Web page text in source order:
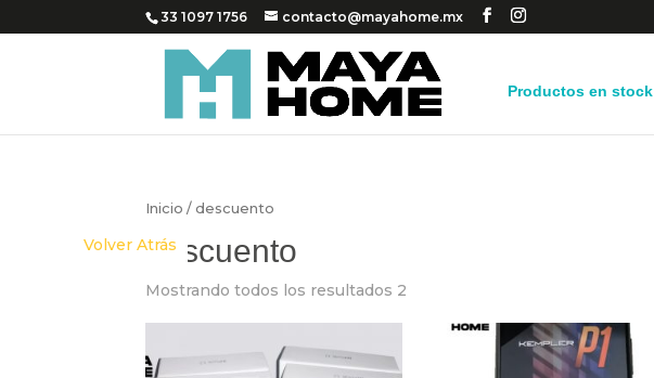
33 1097 1756 contacto@mayahome.mx
Productos en stock
Inicio / descuento
descuento
Mostrando todos los resultados 2
Volver Atrás